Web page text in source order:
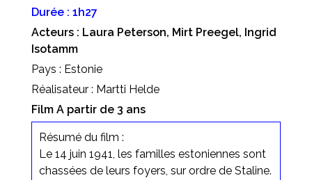
Durée : 1h27
Acteurs : Laura Peterson, Mirt Preegel, Ingrid
Isotamm
Pays : Estonie
Réalisateur : Martti Helde
Film A partir de 3 ans
Résumé du film :
Le 14 juin 1941, les familles estoniennes sont
chassées de leurs foyers, sur ordre de Staline.